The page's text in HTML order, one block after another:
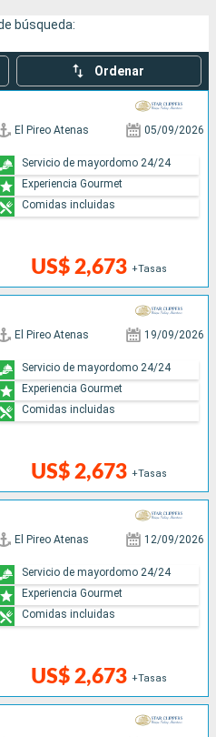
búsqueda:
Ordenar
El Pireo Atenas 05/09/2026
US$ 2,673 +Tasas
Servicio de mayordomo 24/24
Experiencia Gourmet
Comidas incluidas
El Pireo Atenas 19/09/2026
US$ 2,673 +Tasas
Servicio de mayordomo 24/24
Experiencia Gourmet
Comidas incluidas
El Pireo Atenas 12/09/2026
US$ 2,673 +Tasas
Servicio de mayordomo 24/24
Experiencia Gourmet
Comidas incluidas